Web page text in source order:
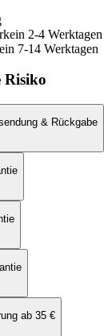
in 2-4 Werktagen
in 7-14 Werktagen
Risiko
& Rückgabe
ab 35 €